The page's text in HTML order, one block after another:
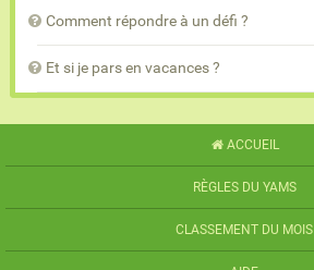
Comment répondre à un défi ?
Et si je pars en vacances ?
ACCUEIL
RÈGLES DU YAMS
CLASSEMENT DU MOIS